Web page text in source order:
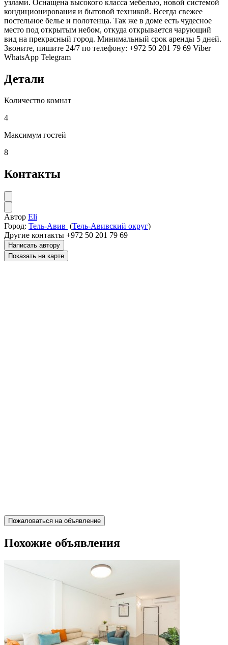
узлами. Оснащена высокого класса мебелью, новой системой
кондиционирования и бытовой техникой. Всегда свежее
постельное белье и полотенца. Так же в доме есть чудесное
место под открытым небом, откуда открывается чарующий
вид на прекрасный город. Минимальный срок аренды 5 дней.
Звоните, пишите 24/7 по телефону: +972 50 201 79 69 Viber
WhatsApp Telegram
Детали
Количество комнат
4
Максимум гостей
8
Контакты
Автор Eli
Город: Тель-Авив (Тель-Авивский округ)
Другие контакты +972 50 201 79 69
Написать автору
Показать на карте
Пожаловаться на объявление
Похожие объявления